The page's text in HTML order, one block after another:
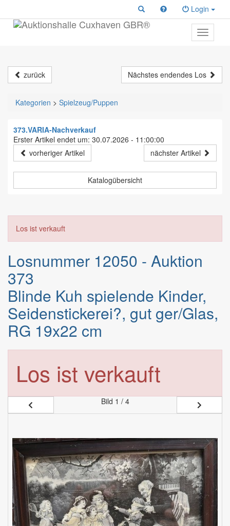
Login
Toggle
primary
zurück Nächstes endendes Los
Kategorien > Spielzeug/Puppen
373.VARIA-Nachverkauf
Erster Artikel endet um: 30.07.2026 - 11:00:00
vorheriger Artikel
nächster Artikel
Katalogübersicht
Los ist verkauft
Losnummer 12050 - Auktion
373
Blinde Kuh spielende Kinder,
Seidenstickerei?, gut ger/Glas,
RG 19x22 cm
Los ist verkauft
Bild 1 / 4